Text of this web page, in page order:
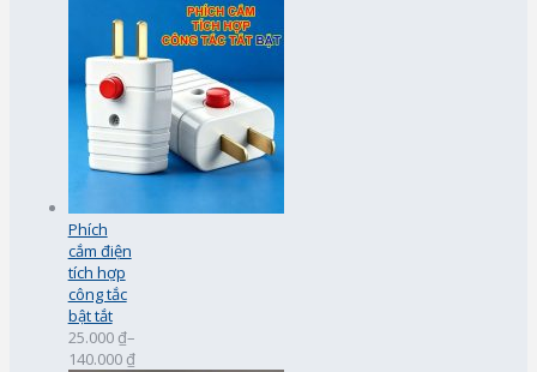
Phích
cắm điện
tích hợp
công tắc
bật tắt
25.000 ₫–
140.000 ₫